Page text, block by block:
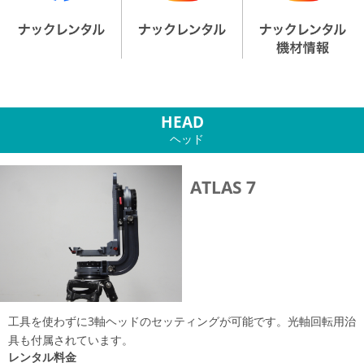
HEAD
ヘッド
ATLAS 7
工具を使わずに3軸ヘッドのセッティングが可能です。光軸回転用治
具も付属されています。
レンタル料金